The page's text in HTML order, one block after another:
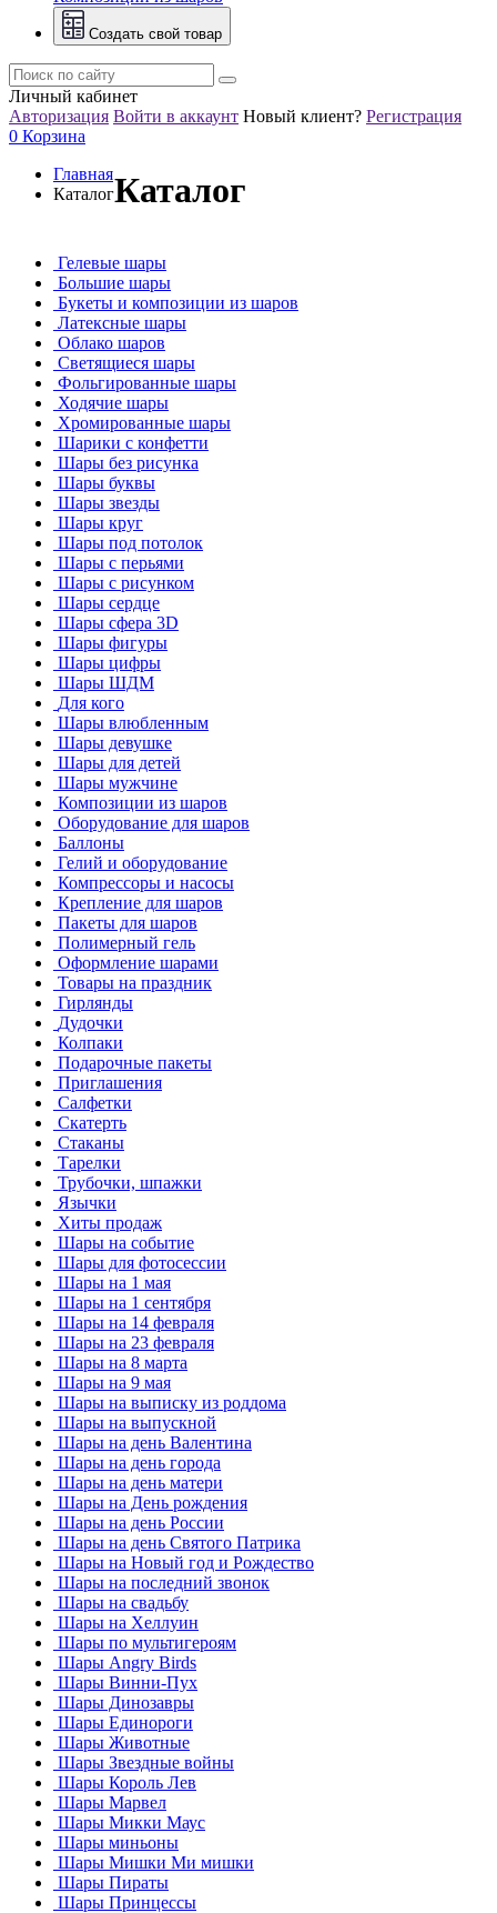
Создать свой товар
Личный кабинет
Авторизация Войти в аккаунт Новый клиент? Регистрация
0 Корзина
Главная
КаталогКаталог
Гелевые шары
Большие шары
Букеты и композиции из шаров
Латексные шары
Облако шаров
Светящиеся шары
Фольгированные шары
Ходячие шары
Хромированные шары
Шарики с конфетти
Шары без рисунка
Шары буквы
Шары звезды
Шары круг
Шары под потолок
Шары с перьями
Шары с рисунком
Шары сердце
Шары сфера 3D
Шары фигуры
Шары цифры
Шары ШДМ
Для кого
Шары влюбленным
Шары девушке
Шары для детей
Шары мужчине
Композиции из шаров
Оборудование для шаров
Баллоны
Гелий и оборудование
Компрессоры и насосы
Крепление для шаров
Пакеты для шаров
Полимерный гель
Оформление шарами
Товары на праздник
Гирлянды
Дудочки
Колпаки
Подарочные пакеты
Приглашения
Салфетки
Скатерть
Стаканы
Тарелки
Трубочки, шпажки
Язычки
Хиты продаж
Шары на событие
Шары для фотосессии
Шары на 1 мая
Шары на 1 сентября
Шары на 14 февраля
Шары на 23 февраля
Шары на 8 марта
Шары на 9 мая
Шары на выписку из роддома
Шары на выпускной
Шары на день Валентина
Шары на день города
Шары на день матери
Шары на День рождения
Шары на день России
Шары на день Святого Патрика
Шары на Новый год и Рождество
Шары на последний звонок
Шары на свадьбу
Шары на Хеллуин
Шары по мультигероям
Шары Angry Birds
Шары Винни-Пух
Шары Динозавры
Шары Единороги
Шары Животные
Шары Звездные войны
Шары Король Лев
Шары Марвел
Шары Микки Маус
Шары миньоны
Шары Мишки Ми мишки
Шары Пираты
Шары Принцессы